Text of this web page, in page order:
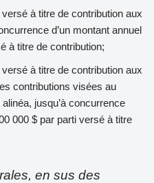
à titre de contribution aux
d’un montant annuel
à titre de contribution;
à titre de contribution aux
contributions visées au
jusqu’à concurrence
000 $ par parti versé à titre
en sus des